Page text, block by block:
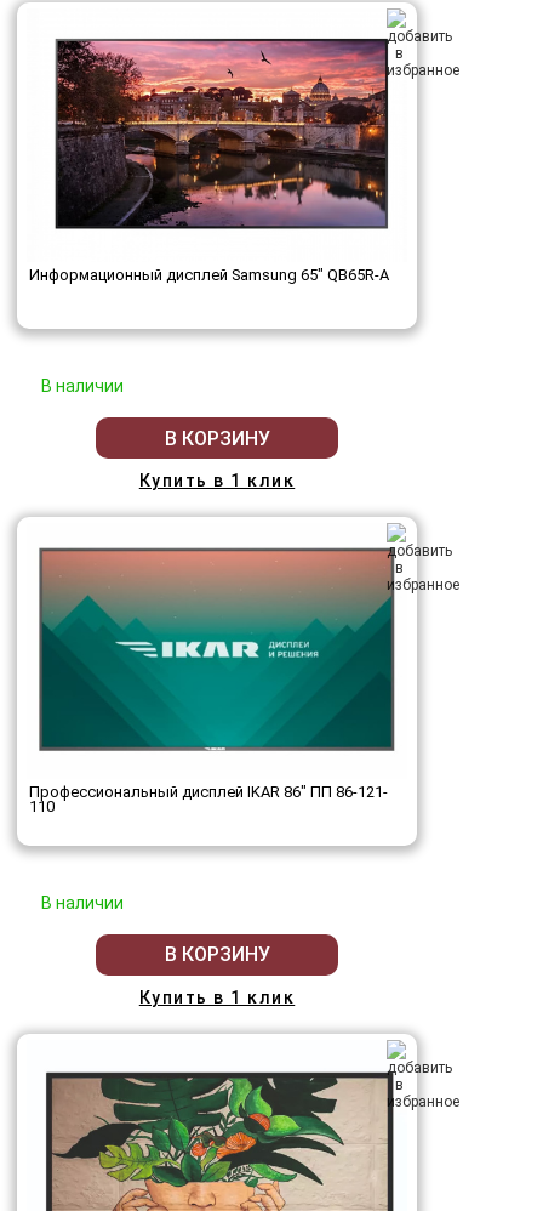
Информационный дисплей Samsung 65" QB65R-A
В наличии
В КОРЗИНУ
Купить в 1 клик
Профессиональный дисплей IKAR 86" ПП 86-121-
110
В наличии
В КОРЗИНУ
Купить в 1 клик